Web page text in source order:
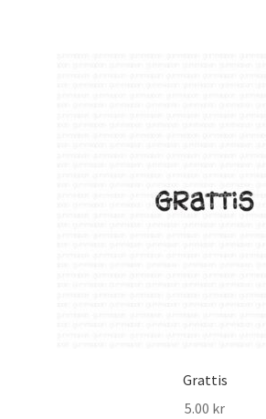
Grattis
5.00 kr